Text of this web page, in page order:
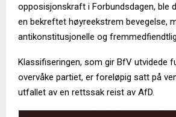
opposisjonskraft i Forbundsdagen, ble
en bekreftet høyreekstrem bevegelse,
antikonstitusjonelle og
Klassifiseringen, som gir BfV utvidede
overvåke partiet, er foreløpig satt på
utfallet av en rettssak reist av AfD.